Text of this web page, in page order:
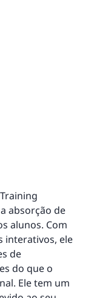
absorção de
alunos. Com
interativos, ele
de
do que o
Ele tem um